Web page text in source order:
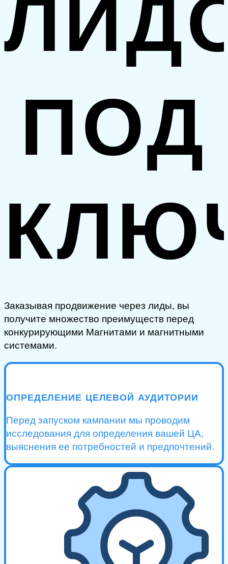
ПОД
Заказывая продвижение через лиды, вы
получите множество преимуществ перед
конкурирующими Магнитами и магнитными
системами.
ОПРЕДЕЛЕНИЕ ЦЕЛЕВОЙ АУДИТОРИИ
Перед запуском кампании мы проводим
исследования для определения вашей ЦА,
выяснения ее потребностей и предпочтений.